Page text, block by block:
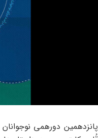
پانزدهمین دورهمی